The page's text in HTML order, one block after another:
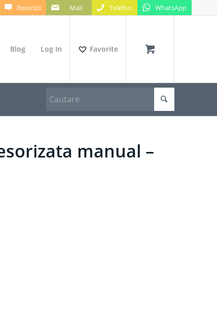
Recenzii Mail Telefon WhatsApp
Blog Log In Favorite
manual –